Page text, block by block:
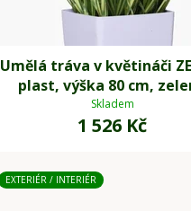
Umělá tráva v květináči
plast, výška 80 cm,
Skladem
1 526 Kč
EXTERIÉR / INTERIÉR